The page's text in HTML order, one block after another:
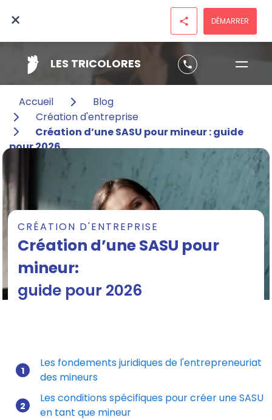
LES TRICOLORES phone
× share DÉMARRER
Accueil
Blog
Création d'entreprise
Création d’une SASU pour mineur : guide
pour 2026
CRÉATION D'ENTREPRISE
Création d’une SASU pour
mineur:
guide pour 2026
Mis à jour le 29/12/2025
Les fondements juridiques de l'entrepreneuriat
des mineurs
Les conditions spécifiques pour créer une SASU
en tant que mineur